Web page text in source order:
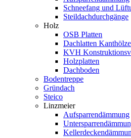
Schneefang und
Steildachdurchgänge
Holz
OSB Platten
Dachlatten
KVH
Holzplatten
Dachboden
Bodentreppe
Gründach
Steico
Linzmeier
Aufsparrendämmung